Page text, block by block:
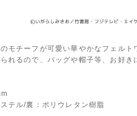
モチーフが可愛い華やかなフェルト
れるので、バッグや帽子等、お好き
テル/裏：ポリウレタン樹脂